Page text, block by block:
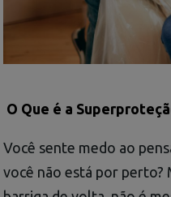
O Que é a
Você sente medo ao
você não está por perto?